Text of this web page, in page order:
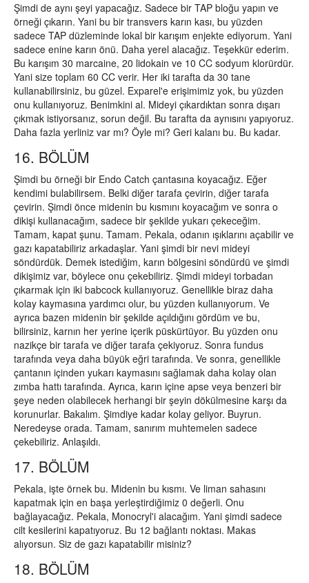
Şimdi de aynı şeyi yapacağız. Sadece bir TAP bloğu yapın ve
örneği çıkarın. Yani bu bir transvers karın kası, bu yüzden
sadece TAP düzleminde lokal bir karışım enjekte ediyorum. Yani
sadece enine karın önü. Daha yerel alacağız. Teşekkür ederim.
Bu karışım 30 marcaine, 20 lidokain ve 10 CC sodyum klorürdür.
Yani size toplam 60 CC verir. Her iki tarafta da 30 tane
kullanabilirsiniz, bu güzel. Exparel'e erişimimiz yok, bu yüzden
onu kullanıyoruz. Benimkini al. Mideyi çıkardıktan sonra dışarı
çıkmak istiyorsanız, sorun değil. Bu tarafta da aynısını yapıyoruz.
Daha fazla yerliniz var mı? Öyle mi? Geri kalanı bu. Bu kadar.
16. BÖLÜM
Şimdi bu örneği bir Endo Catch çantasına koyacağız. Eğer
kendimi bulabilirsem. Belki diğer tarafa çevirin, diğer tarafa
çevirin. Şimdi önce midenin bu kısmını koyacağım ve sonra o
dikişi kullanacağım, sadece bir şekilde yukarı çekeceğim.
Tamam, kapat şunu. Tamam. Pekala, odanın ışıklarını açabilir ve
gazı kapatabiliriz arkadaşlar. Yani şimdi bir nevi mideyi
söndürdük. Demek istediğim, karın bölgesini söndürdü ve şimdi
dikişimiz var, böylece onu çekebiliriz. Şimdi mideyi torbadan
çıkarmak için iki babcock kullanıyoruz. Genellikle biraz daha
kolay kaymasına yardımcı olur, bu yüzden kullanıyorum. Ve
ayrıca bazen midenin bir şekilde açıldığını gördüm ve bu,
bilirsiniz, karnın her yerine içerik püskürtüyor. Bu yüzden onu
nazikçe bir tarafa ve diğer tarafa çekiyoruz. Sonra fundus
tarafında veya daha büyük eğri tarafında. Ve sonra, genellikle
çantanın içinden yukarı kaymasını sağlamak daha kolay olan
zımba hattı tarafında. Ayrıca, karın içine apse veya benzeri bir
şeye neden olabilecek herhangi bir şeyin dökülmesine karşı da
korunurlar. Bakalım. Şimdiye kadar kolay geliyor. Buyrun.
Neredeyse orada. Tamam, sanırım muhtemelen sadece
çekebiliriz. Anlaşıldı.
17. BÖLÜM
Pekala, işte örnek bu. Midenin bu kısmı. Ve liman sahasını
kapatmak için en başa yerleştirdiğimiz 0 değerli. Onu
bağlayacağız. Pekala, Monocryl'i alacağım. Yani şimdi sadece
cilt kesilerini kapatıyoruz. Bu 12 bağlantı noktası. Makas
alıyorsun. Siz de gazı kapatabilir misiniz?
18. BÖLÜM